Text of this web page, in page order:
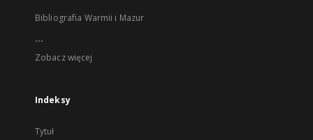
Bibliografia Warmii i Mazur
...
Zobacz więcej
Indeksy
Tytuł